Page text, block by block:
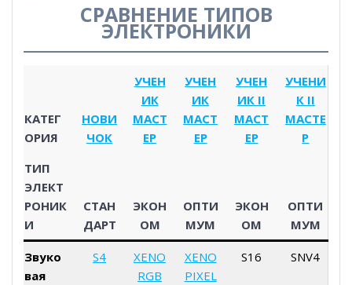
СРАВНЕНИЕ ТИПОВ
ЭЛЕКТРОНИКИ
КАТЕГ
ОРИЯ
НОВИ
ЧОК
УЧЕН
ИК
МАСТ
ЕР
УЧЕН
ИК
МАСТ
ЕР
УЧЕН
ИК II
МАСТ
ЕР
УЧЕНИ
К II
МАСТЕ
Р
ТИП
ЭЛЕКТ
РОНИК
И
СТАН
ДАРТ
ЭКОН
ОМ
ОПТИ
МУМ
ЭКОН
ОМ
ОПТИ
МУМ
Звуко
вая
S4
XENO
RGB
XENO
PIXEL
S16 SNV4